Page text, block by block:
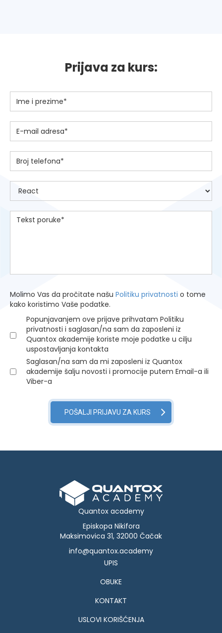
Prijava za kurs:
Molimo Vas da pročitate našu Politiku privatnosti o tome
kako koristimo Vaše podatke.
Popunjavanjem ove prijave prihvatam Politiku
privatnosti i saglasan/na sam da zaposleni iz
Quantox akademije koriste moje podatke u cilju
uspostavljanja kontakta
Saglasan/na sam da mi zaposleni iz Quantox
akademije šalju novosti i promocije putem Email-a ili
Viber-a
Quantox academy
Episkopa Nikifora
Maksimovica 31, 32000 Čačak
info@quantox.academy
UPIS
OBUKE
KONTAKT
USLOVI KORIŠĆENJA